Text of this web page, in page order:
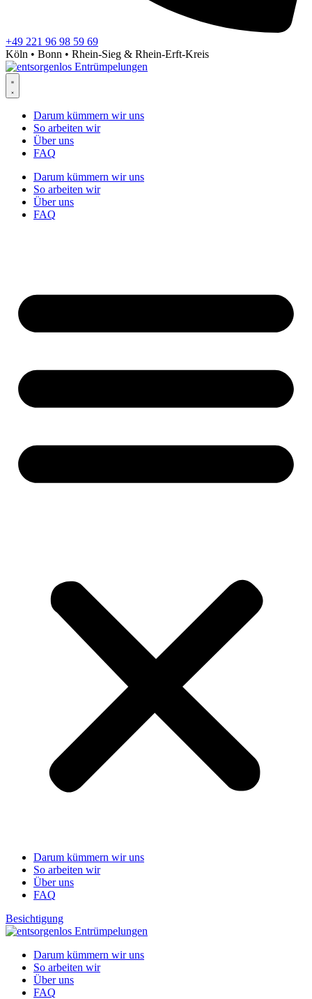
+49 221 96 98 59 69
Köln • Bonn • Rhein-Sieg & Rhein-Erft-Kreis
Darum kümmern wir uns
So arbeiten wir
Über uns
FAQ
Darum kümmern wir uns
So arbeiten wir
Über uns
FAQ
Darum kümmern wir uns
So arbeiten wir
Über uns
FAQ
Besichtigung
Darum kümmern wir uns
So arbeiten wir
Über uns
FAQ